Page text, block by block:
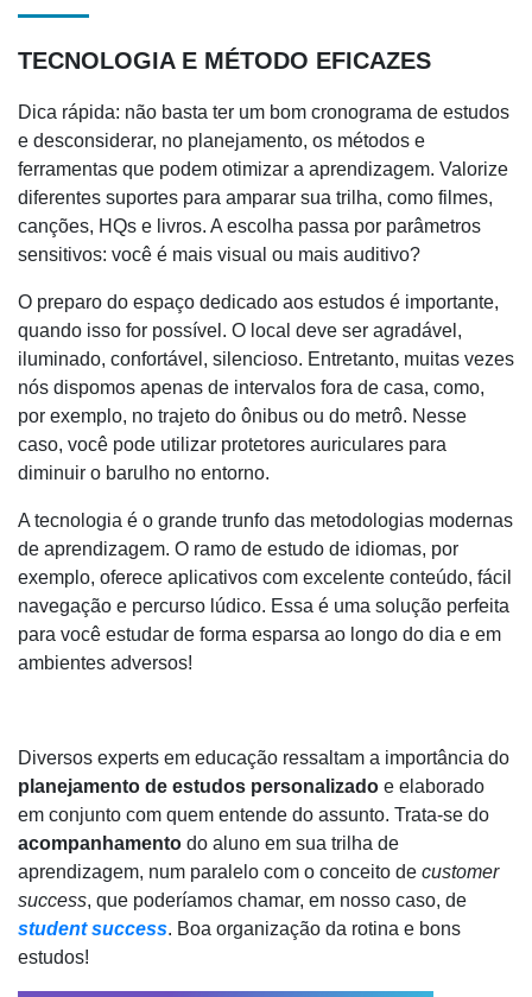
TECNOLOGIA E MÉTODO EFICAZES
Dica rápida: não basta ter um bom cronograma de estudos
e desconsiderar, no planejamento, os métodos e
ferramentas que podem otimizar a aprendizagem. Valorize
diferentes suportes para amparar sua trilha, como filmes,
canções, HQs e livros. A escolha passa por parâmetros
sensitivos: você é mais visual ou mais auditivo?
O preparo do espaço dedicado aos estudos é importante,
quando isso for possível. O local deve ser agradável,
iluminado, confortável, silencioso. Entretanto, muitas vezes
nós dispomos apenas de intervalos fora de casa, como,
por exemplo, no trajeto do ônibus ou do metrô. Nesse
caso, você pode utilizar protetores auriculares para
diminuir o barulho no entorno.
A tecnologia é o grande trunfo das metodologias modernas
de aprendizagem. O ramo de estudo de idiomas, por
exemplo, oferece aplicativos com excelente conteúdo, fácil
navegação e percurso lúdico. Essa é uma solução perfeita
para você estudar de forma esparsa ao longo do dia e em
ambientes adversos!
Diversos experts em educação ressaltam a importância do
planejamento de estudos personalizado e elaborado
em conjunto com quem entende do assunto. Trata-se do
acompanhamento do aluno em sua trilha de
aprendizagem, num paralelo com o conceito de customer
success, que poderíamos chamar, em nosso caso, de
student success. Boa organização da rotina e bons
estudos!